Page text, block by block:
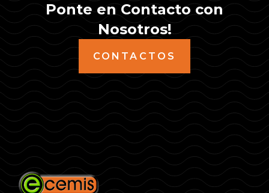
Ponte en Contacto con
Nosotros!
CONTACTOS